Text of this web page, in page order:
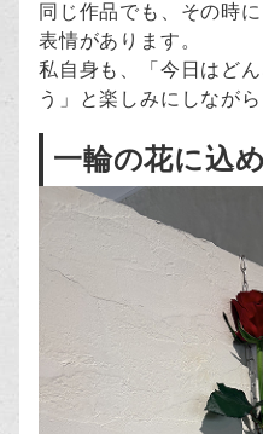
同じ作品でも、その時
表情があります。
私自身も、「今日はど
う」と楽しみにしなが
一輪の花に込